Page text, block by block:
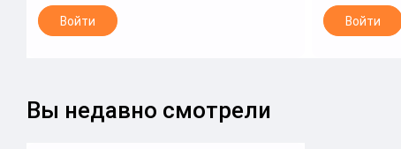
Войти Войти
Вы недавно смотрели